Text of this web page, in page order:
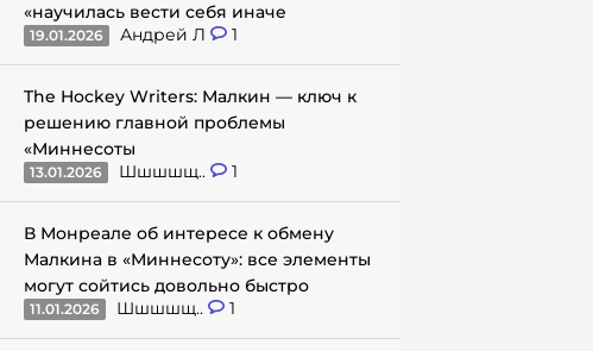
«научилась вести себя иначе
19.01.2026 Андрей Л 1
The Hockey Writers: Малкин — ключ к
решению главной проблемы
«Миннесоты
13.01.2026 Шшшшщ.. 1
В Монреале об интересе к обмену
Малкина в «Миннесоту»: все элементы
могут сойтись довольно быстро
11.01.2026 Шшшшщ.. 1